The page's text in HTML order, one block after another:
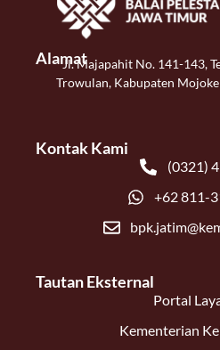
AlamatJl. Majapahit No. 141-143,
Trowulan, Kabupaten
Kontak Kami
(0321)
+62 811-
Tautan Eksternal
Portal
Kementerian